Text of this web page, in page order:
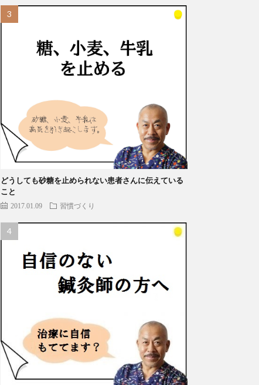
どうしても砂糖を止められない患者さんに伝えている
こと
2017.01.09 習慣づくり